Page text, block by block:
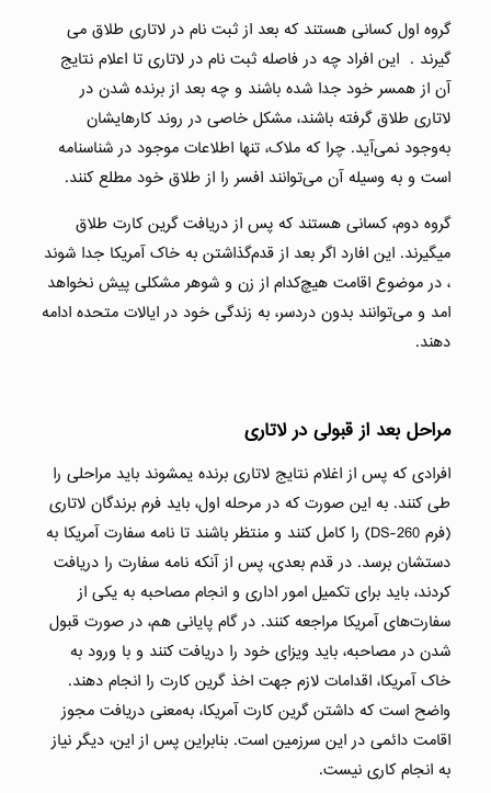
گروه اول کسانی هستند که بعد از ثبت نام در لاتاری طلاق می
گیرند . این افراد چه در فاصله ثبت نام در لاتاری تا اعلام نتایج
آن از همسر خود جدا شده باشند و چه بعد از برنده شدن در
لاتاری طلاق گرفته باشند، مشکل خاصی در روند کارهایشان
به‌وجود نمی‌آید. چرا که ملاک، تنها اطلاعات موجود در شناسنامه
است و به‌ وسیله آن می‌توانند افسر را از طلاق خود مطلع کنند.
گروه دوم، کسانی هستند که پس از دریافت گرین کارت طلاق
میگیرند. این افارد اگر بعد از قدم‌گذاشتن به خاک آمریکا جدا شوند
، در موضوع اقامت هیچ‌کدام از زن و شوهر مشکلی پیش نخواهد
امد و می‌توانند بدون دردسر، به زندگی خود در ایالات متحده ادامه
دهند.
مراحل بعد از قبولی در لاتاری
افرادی که پس از اغلام نتایج لاتاری برنده یمشوند باید مراحلی را
طی کنند. به این صورت که در مرحله اول، باید فرم برندگان لاتاری
(فرم DS-260) را کامل کنند و منتظر باشند تا نامه سفارت آمریکا به
دستشان برسد. در قدم بعدی، پس از آنکه نامه سفارت را دریافت
کردند، باید برای تکمیل امور اداری و انجام مصاحبه به یکی از
سفارت‌های آمریکا مراجعه کنند. در گام پایانی هم، در صورت قبول
شدن در مصاحبه، باید ویزای خود را دریافت کنند و با ورود به
خاک آمریکا، اقدامات لازم جهت اخذ گرین کارت را انجام دهند.
واضح است که داشتن گرین کارت آمریکا، به‌معنی دریافت مجوز
اقامت دائمی در این سرزمین است. بنابراین پس از این، دیگر نیاز
به انجام کاری نیست.